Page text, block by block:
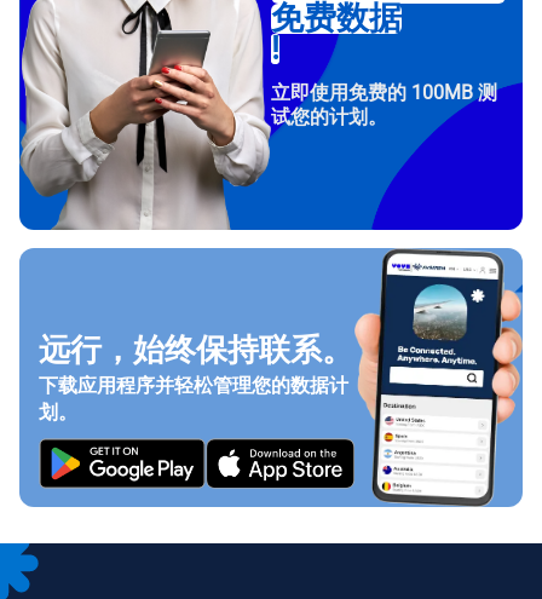
免费数据
!
立即使用免费的 100MB 测
试您的计划。
远行，始终保持联系。
下载应用程序并轻松管理您的数据计
划。